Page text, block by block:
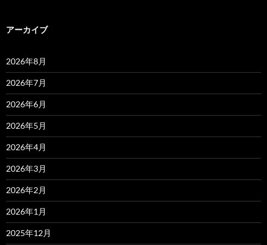
アーカイブ
2026年8月
2026年7月
2026年6月
2026年5月
2026年4月
2026年3月
2026年2月
2026年1月
2025年12月